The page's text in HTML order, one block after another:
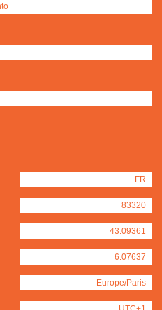
FR
83320
43.09361
6.07637
Europe/Paris